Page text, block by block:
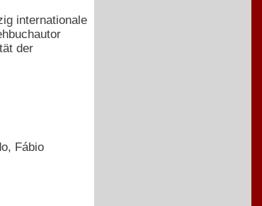
internationale
der
Fábio